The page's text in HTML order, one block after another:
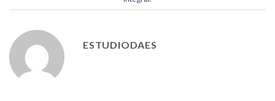
ESTUDIODAES